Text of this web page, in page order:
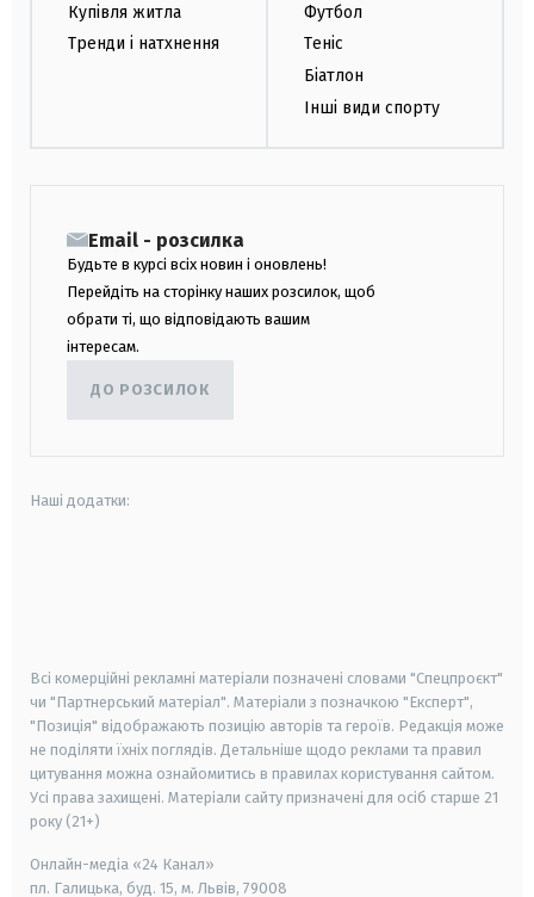
Купівля житла
Тренди і натхнення
Футбол
Теніс
Біатлон
Інші види спорту
Email - розсилка
Будьте в курсі всіх новин і оновлень!
Перейдіть на сторінку наших розсилок, щоб
обрати ті, що відповідають вашим
інтересам.
ДО РОЗСИЛОК
Наші додатки:
Всі комерційні рекламні матеріали позначені словами "Спецпроєкт"
чи "Партнерський матеріал". Матеріали з позначкою "Експерт",
"Позиція" відображають позицію авторів та героїв. Редакція може
не поділяти їхніх поглядів. Детальніше щодо реклами та правил
цитування можна ознайомитись в правилах користування сайтом.
Усі права захищені. Матеріали сайту призначені для осіб старше 21
року (21+)
Онлайн-медіа «24 Канал»
пл. Галицька, буд. 15, м. Львів, 79008